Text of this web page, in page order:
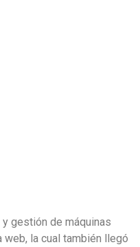
gestión de máquinas
la cual también llegó